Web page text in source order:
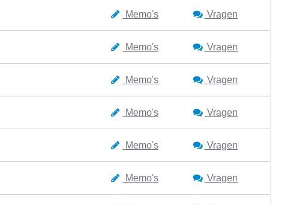
Memo's Vragen
Memo's Vragen
Memo's Vragen
Memo's Vragen
Memo's Vragen
Memo's Vragen